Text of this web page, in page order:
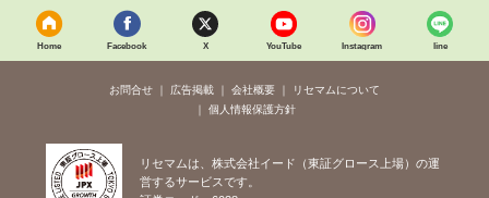
Home Facebook X YouTube Instagram line
お問合せ 広告掲載 会社概要
リセマムについて
個人情報保護方針
リセマムは、株式会社イード（東証グロース上場）の運
営するサービスです。